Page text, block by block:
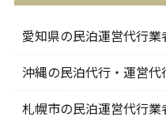
愛知県の民泊運営代行業
沖縄の民泊代行・運営代
札幌市の民泊運営代行業